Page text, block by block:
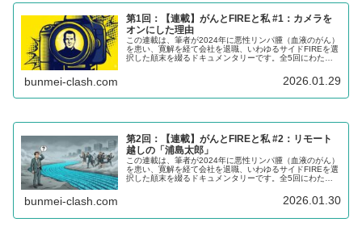
第1回：【連載】がんとFIREと私 #1：カメラを
オンにした理由
この連載は、筆者が2024年に悪性リンパ腫（血液のがん）
を患い、寛解を経て会社を退職、いわゆるサイドFIREを選
択した顛末を綴るドキュメンタリーです。全5回にわた
だき、参考にしていただけるところがあれば幸いです。
bunmei-clash.com 2026.01.29
第2回：【連載】がんとFIREと私 #2：リモート
越しの「浦島太郎」
この連載は、筆者が2024年に悪性リンパ腫（血液のがん）
を患い、寛解を経て会社を退職、いわゆるサイドFIREを選
択した顛末を綴るドキュメンタリーです。全5回にわた
だき、参考にしていただけるところがあれば幸いです。
bunmei-clash.com 2026.01.30